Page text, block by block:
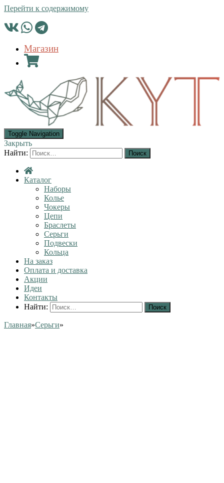
Перейти к содержимому
Магазин
Toggle Navigation
Закрыть
Найти:
Каталог
Наборы
Колье
Чокеры
Цепи
Браслеты
Серьги
Подвески
Кольца
На заказ
Оплата и доставка
Акции
Идеи
Контакты
Найти:
Главная»Серьги»